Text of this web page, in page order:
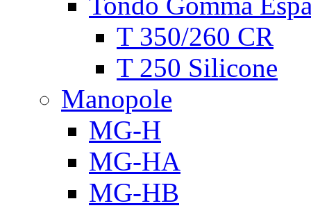
T 350/260 CR
T 250 Silicone
Manopole
MG-H
MG-HA
MG-HB